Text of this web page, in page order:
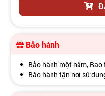
Bảo hành
Bảo hành một năm, Bao
Bảo hành tận nơi sử